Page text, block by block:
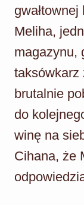
Meliha,
magazynu,
taksówkarz
brutalnie
do
winę na
Cihana, że